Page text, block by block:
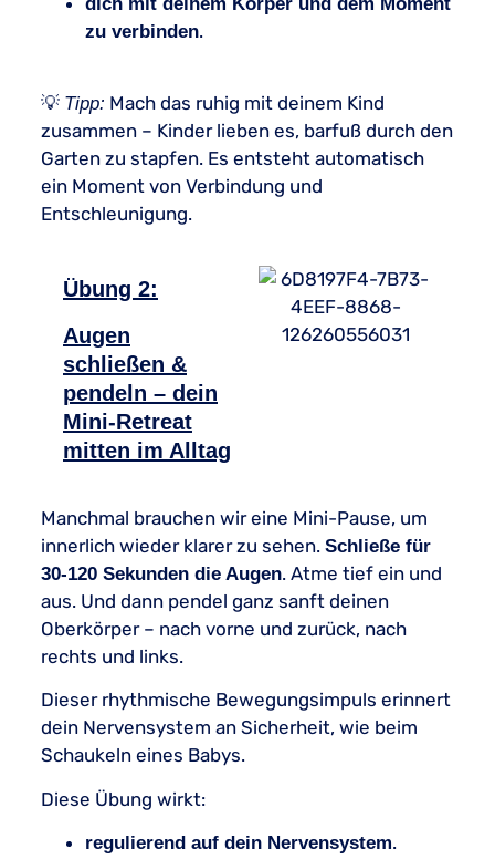
zu verbinden.
💡 Tipp: Mach das ruhig mit deinem Kind
zusammen – Kinder lieben es, barfuß durch den
Garten zu stapfen. Es entsteht automatisch
ein Moment von Verbindung und
Entschleunigung.
Übung 2:
Augen
schließen &
pendeln – dein
Mini-Retreat
mitten im Alltag
Manchmal brauchen wir eine Mini-Pause, um
innerlich wieder klarer zu sehen. Schließe für
30-120 Sekunden die Augen. Atme tief ein und
aus. Und dann pendel ganz sanft deinen
Oberkörper – nach vorne und zurück, nach
rechts und links.
Dieser rhythmische Bewegungsimpuls erinnert
dein Nervensystem an Sicherheit, wie beim
Schaukeln eines Babys.
Diese Übung wirkt:
regulierend auf dein Nervensystem.